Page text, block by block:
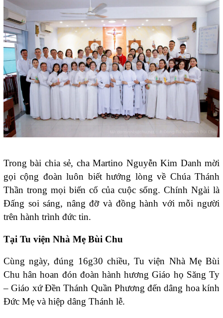
Trong bài chia sẻ, cha Martino Nguyễn Kim Danh mời
gọi cộng đoàn luôn biết hướng lòng về Chúa Thánh
Thần trong mọi biến cố của cuộc sống. Chính Ngài là
Đấng soi sáng, nâng đỡ và đồng hành với mỗi người
trên hành trình đức tin.
Tại Tu viện Nhà Mẹ Bùi Chu
Cùng ngày, đúng 16g30 chiều, Tu viện Nhà Mẹ Bùi
Chu hân hoan đón đoàn hành hương Giáo họ Săng Ty
– Giáo xứ Đền Thánh Quần Phương đến dâng hoa kính
Đức Mẹ và hiệp dâng Thánh lễ.